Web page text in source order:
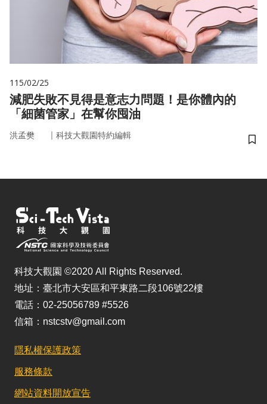
115/02/25
減肥失敗不見得是意志力問題！是你體內的
「細菌管家」在幫你囤油
洪孟樊 ｜ 科技大觀園特約編輯
儲
科技大觀園 ©2020 All Rights Reserved.
地址：臺北市大安區和平東路二段106號22樓
電話：02-25056789 #5526
信箱：nstcstv@gmail.com
隱私權保護政策
服務條款
網站資料開放宣告